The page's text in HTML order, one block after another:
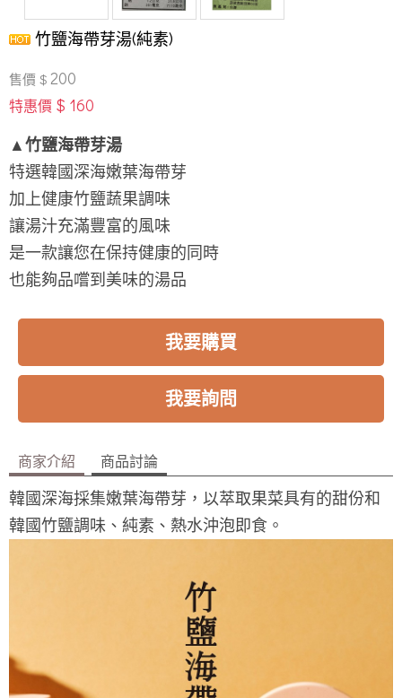
竹鹽海帶芽湯(純素)
售價 $ 200
特惠價 $ 160
▲竹鹽海帶芽湯
特選韓國深海嫩葉海帶芽
加上健康竹鹽蔬果調味
讓湯汁充滿豐富的風味
是一款讓您在保持健康的同時
也能夠品嚐到美味的湯品
我要購買
我要詢問
商家介紹 商品討論
韓國深海採集嫩葉海帶芽，以萃取果菜具有的甜份和
韓國竹鹽調味、純素、熱水沖泡即食。